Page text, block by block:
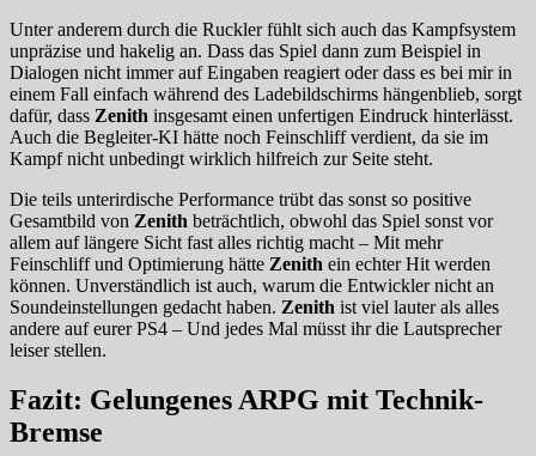
Unter anderem durch die Ruckler fühlt sich auch das Kampfsystem
unpräzise und hakelig an. Dass das Spiel dann zum Beispiel in
Dialogen nicht immer auf Eingaben reagiert oder dass es bei mir in
einem Fall einfach während des Ladebildschirms hängenblieb, sorgt
dafür, dass Zenith insgesamt einen unfertigen Eindruck hinterlässt.
Auch die Begleiter-KI hätte noch Feinschliff verdient, da sie im
Kampf nicht unbedingt wirklich hilfreich zur Seite steht.
Die teils unterirdische Performance trübt das sonst so positive
Gesamtbild von Zenith beträchtlich, obwohl das Spiel sonst vor
allem auf längere Sicht fast alles richtig macht – Mit mehr
Feinschliff und Optimierung hätte Zenith ein echter Hit werden
können. Unverständlich ist auch, warum die Entwickler nicht an
Soundeinstellungen gedacht haben. Zenith ist viel lauter als alles
andere auf eurer PS4 – Und jedes Mal müsst ihr die Lautsprecher
leiser stellen.
Fazit: Gelungenes ARPG mit Technik-
Bremse